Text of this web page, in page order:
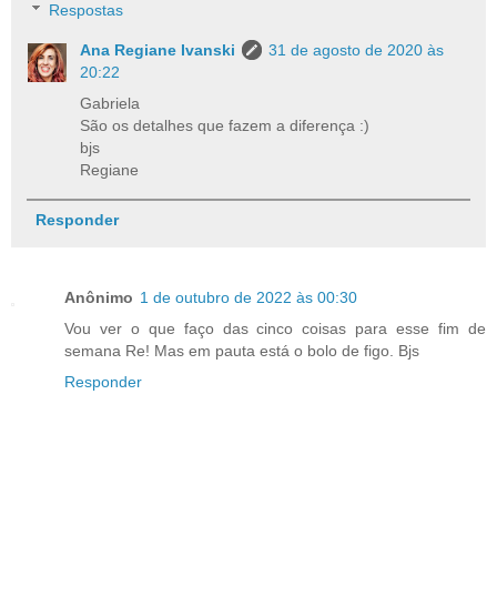
Respostas
Ana Regiane Ivanski
31 de agosto de 2020 às
20:22
Gabriela
São os detalhes que fazem a diferença :)
bjs
Regiane
Responder
Anônimo 1 de outubro de 2022 às 00:30
Vou ver o que faço das cinco coisas para esse fim de
semana Re! Mas em pauta está o bolo de figo. Bjs
Responder